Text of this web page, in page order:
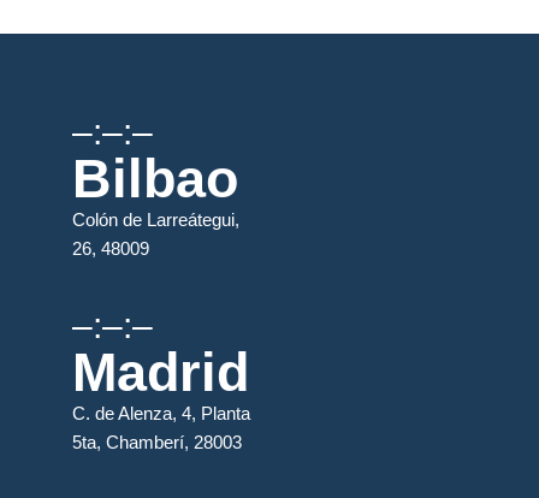
–:–:–
Bilbao
Colón de Larreátegui,
26, 48009
–:–:–
Madrid
C. de Alenza, 4, Planta
5ta, Chamberí, 28003